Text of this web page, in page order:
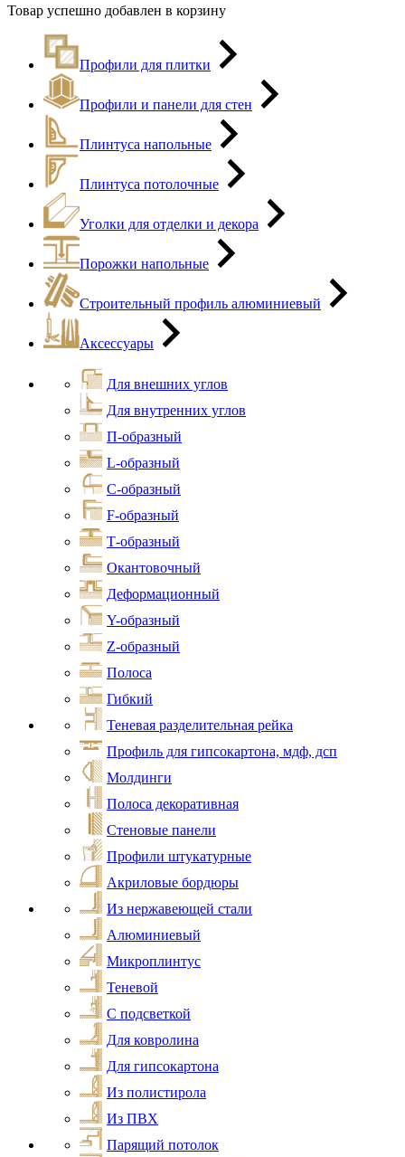
Товар успешно добавлен в корзину
Профили для плитки
Профили и панели для стен
Плинтуса напольные
Плинтуса потолочные
Уголки для отделки и декора
Порожки напольные
Строительный профиль алюминиевый
Аксессуары
Для внешних углов
Для внутренних углов
П-образный
L-образный
С-образный
F-образный
Т-образный
Окантовочный
Деформационный
Y-образный
Z-образный
Полоса
Гибкий
Теневая разделительная рейка
Профиль для гипсокартона, мдф, дсп
Молдинги
Полоса декоративная
Стеновые панели
Профили штукатурные
Акриловые бордюры
Из нержавеющей стали
Алюминиевый
Микроплинтус
Теневой
С подсветкой
Для ковролина
Для гипсокартона
Из полистирола
Из ПВХ
Парящий потолок